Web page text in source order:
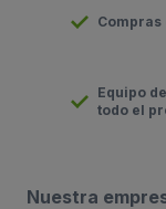
Compras
Equipo
todo el
Nuestra